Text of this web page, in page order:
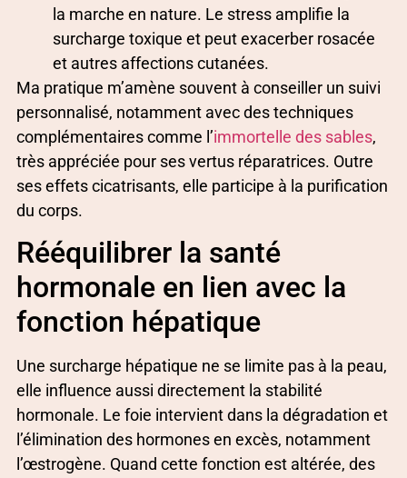
la marche en nature. Le stress amplifie la
surcharge toxique et peut exacerber rosacée
et autres affections cutanées.
Ma pratique m’amène souvent à conseiller un suivi
personnalisé, notamment avec des techniques
complémentaires comme l’immortelle des sables,
très appréciée pour ses vertus réparatrices. Outre
ses effets cicatrisants, elle participe à la purification
du corps.
Rééquilibrer la santé
hormonale en lien avec la
fonction hépatique
Une surcharge hépatique ne se limite pas à la peau,
elle influence aussi directement la stabilité
hormonale. Le foie intervient dans la dégradation et
l’élimination des hormones en excès, notamment
l’œstrogène. Quand cette fonction est altérée, des